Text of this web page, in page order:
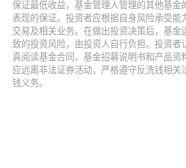
保证最低收益，基金管理人管理的其他基金
表现的保证。投资者应根据自身风险承受能
交易及相关业务。在做出投资决策后，基金
致的投资风险，由投资人自行负担。投资者
真阅读基金合同、基金招募说明书和产品资
应远离非法证券活动，严格遵守反洗钱相关
钱义务。